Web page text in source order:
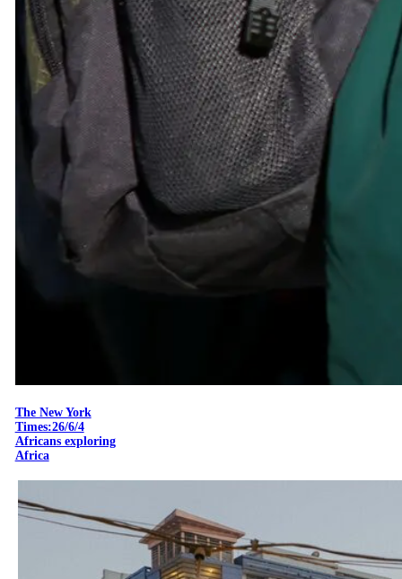
The New York
Times:26/6/4
Africans exploring
Africa